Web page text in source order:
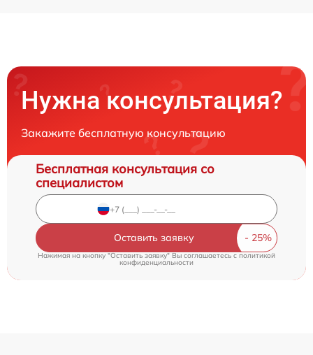
Нужна консультация?
Закажите бесплатную консультацию
Бесплатная консультация со
специалистом
Оставить заявку
Нажимая на кнопку "Оставить заявку" Вы соглашаетесь cполитикой
конфиденциальности